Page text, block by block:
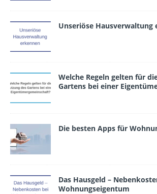
Unseriöse Hausverwaltung
Wel­che Regeln gelten für
Gartens bei einer
Die besten Apps für
Das Hausgeld –
Wohnungseigentum